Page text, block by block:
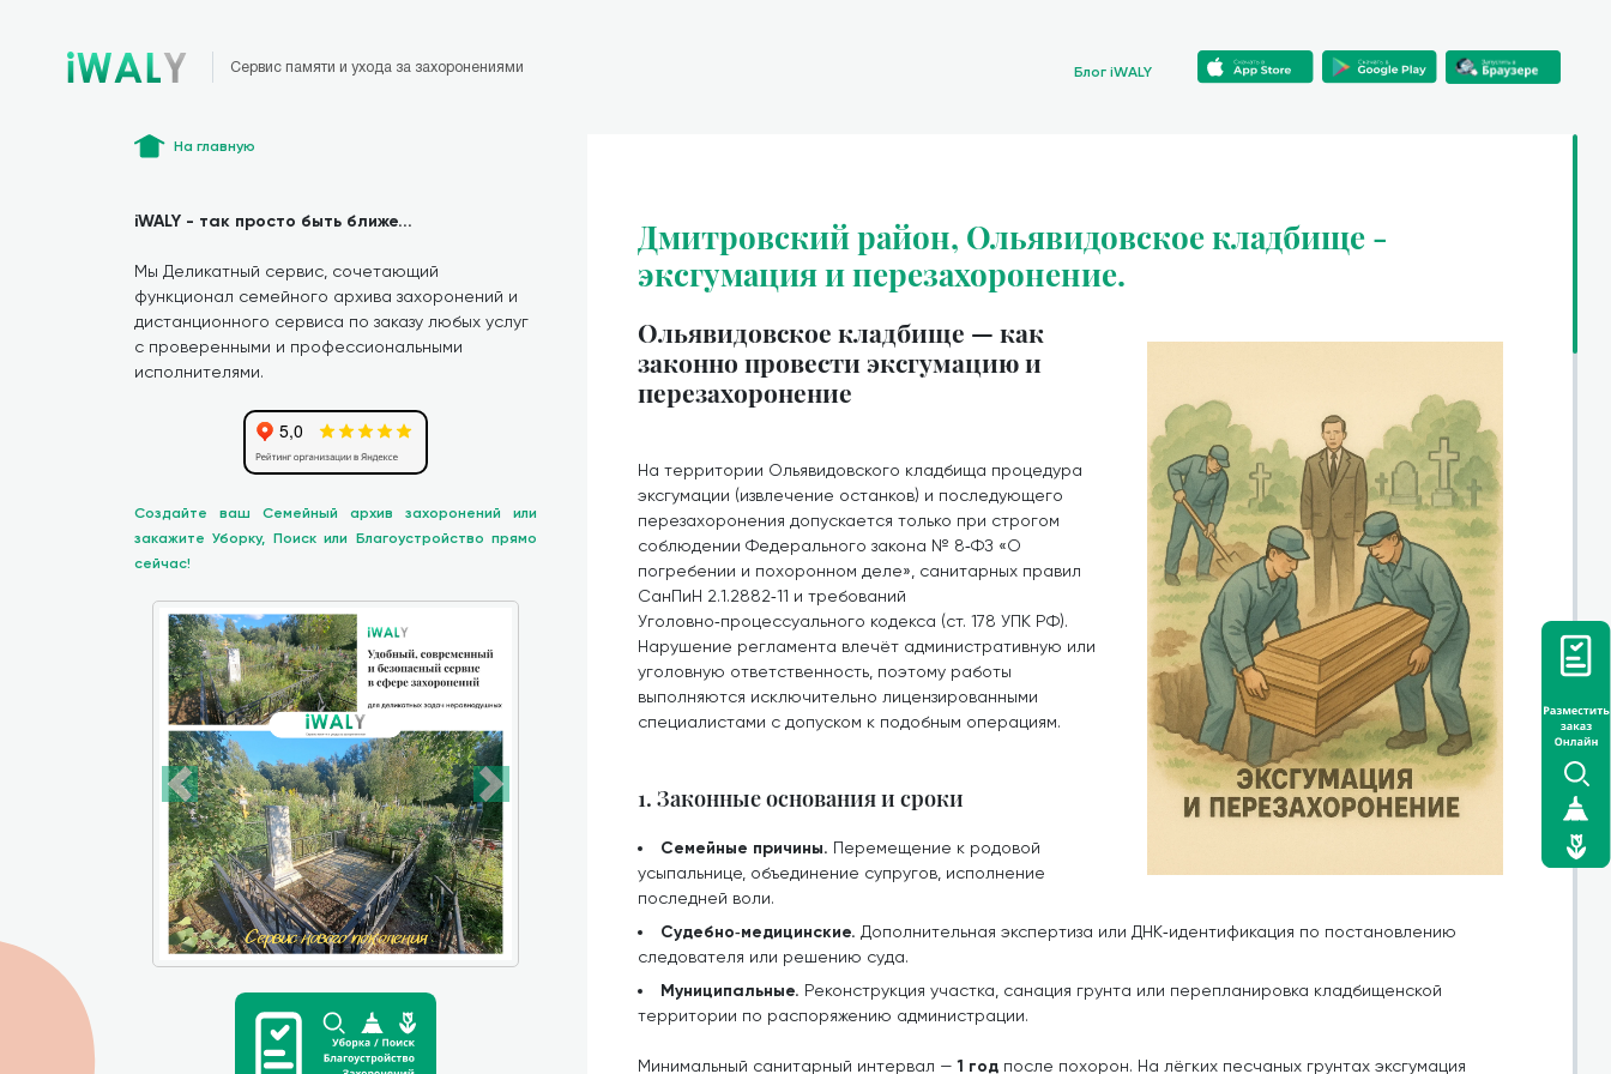
Сервис памяти и ухода за захоронениями Блог iWALY
На главную
iWALY - так просто быть ближе...
Мы Деликатный сервис, сочетающий
функционал семейного архива захоронений и
дистанционного сервиса по заказу любых услуг
с проверенными и профессиональными
исполнителями.
Создайте ваш Семейный архив захоронений или
закажите Уборку, Поиск или Благоустройство прямо
сейчас!
Дмитровский район, Ольявидовское кладбище -
эксгумация и перезахоронение.
Ольявидовское кладбище — как
законно провести эксгумацию и
перезахоронение
На территории Ольявидовского кладбища процедура
эксгумации (извлечение останков) и последующего
перезахоронения допускается только при строгом
соблюдении Федерального закона № 8‑ФЗ «О
погребении и похоронном деле», санитарных правил
СанПиН 2.1.2882‑11 и требований
Уголовно‑процессуального кодекса (ст. 178 УПК РФ).
Нарушение регламента влечёт административную или
уголовную ответственность, поэтому работы
выполняются исключительно лицензированными
специалистами с допуском к подобным операциям.
1. Законные основания и сроки
Семейные причины. Перемещение к родовой
усыпальнице, объединение супругов, исполнение
последней воли.
Судебно‑медицинские. Дополнительная экспертиза или ДНК‑идентификация по постановлению
следователя или решению суда.
Муниципальные. Реконструкция участка, санация грунта или перепланировка кладбищенской
территории по распоряжению администрации.
Минимальный санитарный интервал —1 год после похорон. На лёгких песчаных грунтах эксгумация